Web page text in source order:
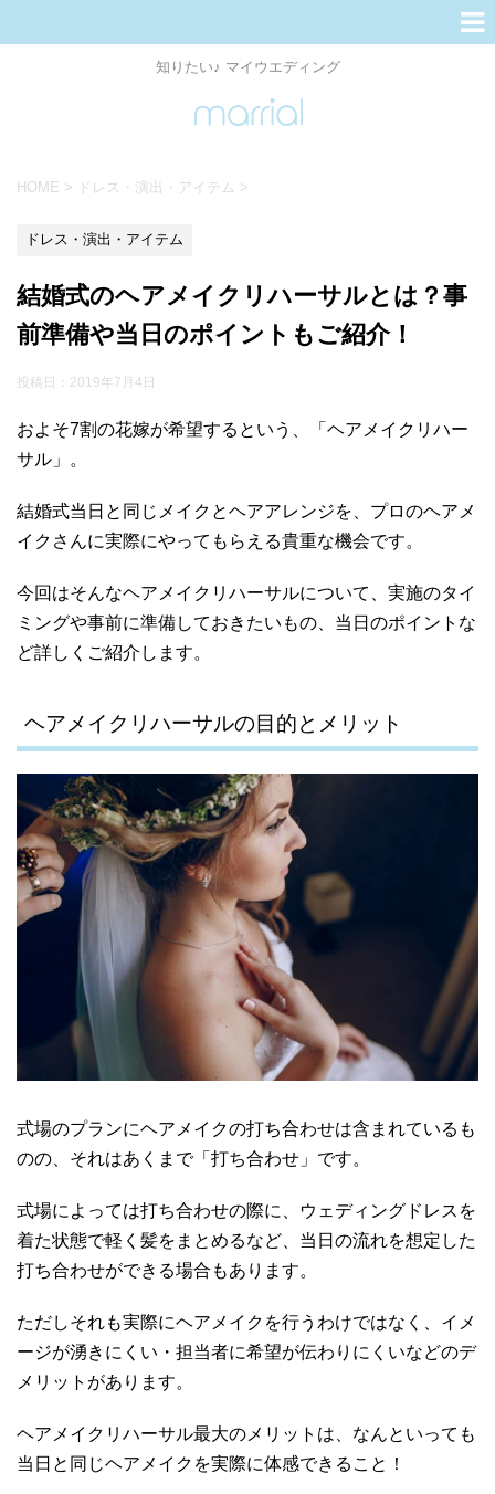
知りたい♪ マイウエディング
HOME > ドレス・演出・アイテム >
ドレス・演出・アイテム
結婚式のヘアメイクリハーサルとは？事
前準備や当日のポイントもご紹介！
投稿日： 2019年7月4日
およそ7割の花嫁が希望するという、「ヘアメイクリハー
サル」。
結婚式当日と同じメイクとヘアアレンジを、プロのヘアメ
イクさんに実際にやってもらえる貴重な機会です。
今回はそんなヘアメイクリハーサルについて、実施のタイ
ミングや事前に準備しておきたいもの、当日のポイントな
ど詳しくご紹介します。
ヘアメイクリハーサルの目的とメリット
式場のプランにヘアメイクの打ち合わせは含まれているも
のの、それはあくまで「打ち合わせ」です。
式場によっては打ち合わせの際に、ウェディングドレスを
着た状態で軽く髪をまとめるなど、当日の流れを想定した
打ち合わせができる場合もあります。
ただしそれも実際にヘアメイクを行うわけではなく、イメ
ージが湧きにくい・担当者に希望が伝わりにくいなどのデ
メリットがあります。
ヘアメイクリハーサル最大のメリットは、なんといっても
当日と同じヘアメイクを実際に体感できること！